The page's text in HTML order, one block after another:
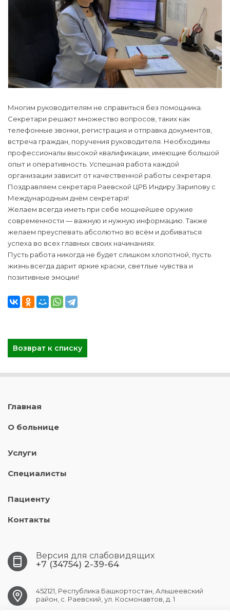
Многим руководителям не справиться без помощника.
Секретари решают множество вопросов, таких как
телефонные звонки, регистрация и отправка документов,
встреча граждан, поручения руководителя. Необходимы
профессионалы высокой квалификации, имеющие большой
опыт и оперативность. Успешная работа каждой
организации зависит от качественной работы секретаря.
Поздравляем секретаря Раевской ЦРБ Индиру Зарипову с
Международным днём секретаря!
Желаем всегда иметь при себе мощнейшее оружие
современности — важную и нужную информацию. Также
желаем преуспевать абсолютно во всём и добиваться
успеха во всех главных своих начинаниях.
Пусть работа никогда не будет слишком хлопотной, пусть
жизнь всегда дарит яркие краски, светлые чувства и
позитивные эмоции!
Возврат к списку
Главная
О больнице
Услуги
Специалисты
Пациенту
Контакты
Версия для слабовидящих
+7 (34754) 2-39-64
452121, Республика Башкортостан, Альшеевский
район, с. Раевский, ул. Космонавтов, д. 1